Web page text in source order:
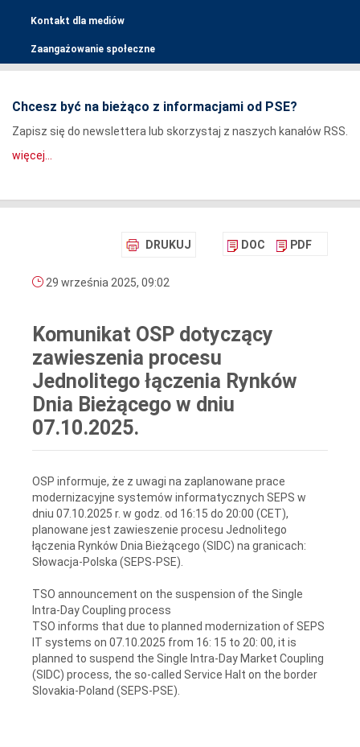
Kontakt dla mediów
Zaangażowanie społeczne
Chcesz być na bieżąco z informacjami od PSE?
Zapisz się do newslettera lub skorzystaj z naszych kanałów RSS.
więcej...
DRUKUJ DOC PDF
29 września 2025, 09:02
Komunikat OSP dotyczący
zawieszenia procesu
Jednolitego łączenia Rynków
Dnia Bieżącego w dniu
07.10.2025.
OSP informuje, że z uwagi na zaplanowane prace
modernizacyjne systemów informatycznych SEPS w
dniu 07.10.2025 r. w godz. od 16:15 do 20:00 (CET),
planowane jest zawieszenie procesu Jednolitego
łączenia Rynków Dnia Bieżącego (SIDC) na granicach:
Słowacja-Polska (SEPS-PSE).
TSO announcement on the suspension of the Single
Intra-Day Coupling process
TSO informs that due to planned modernization of SEPS
IT systems on 07.10.2025 from 16: 15 to 20: 00, it is
planned to suspend the Single Intra-Day Market Coupling
(SIDC) process, the so-called Service Halt on the border
Slovakia-Poland (SEPS-PSE).